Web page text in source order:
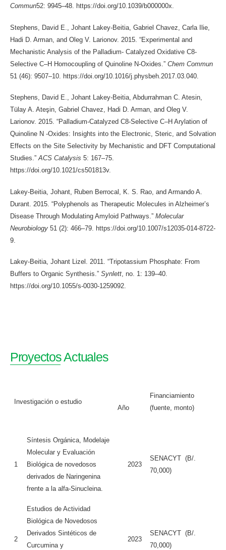
Commun52: 9945–48. https://doi.org/10.1039/b000000x.
Stephens, David E., Johant Lakey-Beitia, Gabriel Chavez, Carla Ilie,
Hadi D. Arman, and Oleg V. Larionov. 2015. “Experimental and
Mechanistic Analysis of the Palladium- Catalyzed Oxidative C8-
Selective C–H Homocoupling of Quinoline N-Oxides.” Chem Commun
51 (46): 9507–10. https://doi.org/10.1016/j.physbeh.2017.03.040.
Stephens, David E., Johant Lakey-Beitia, Abdurrahman C. Atesin,
Tülay A. Ateşin, Gabriel Chavez, Hadi D. Arman, and Oleg V.
Larionov. 2015. “Palladium-Catalyzed C8-Selective C–H Arylation of
Quinoline N -Oxides: Insights into the Electronic, Steric, and Solvation
Effects on the Site Selectivity by Mechanistic and DFT Computational
Studies.”ACS Catalysis 5: 167–75.
https://doi.org/10.1021/cs501813v.
Lakey-Beitia, Johant, Ruben Berrocal, K. S. Rao, and Armando A.
Durant. 2015. “Polyphenols as Therapeutic Molecules in Alzheimer’s
Disease Through Modulating Amyloid Pathways.” Molecular
Neurobiology 51 (2): 466–79. https://doi.org/10.1007/s12035-014-8722-
9.
Lakey-Beitia, Johant Lizel. 2011. “Tripotassium Phosphate: From
Buffers to Organic Synthesis.” Synlett, no. 1: 139–40.
https://doi.org/10.1055/s-0030-1259092.
Proyectos Actuales
Investigación o estudio
Año
Financiamiento
(fuente, monto)
1
Síntesis Orgánica, Modelaje
Molecular y Evaluación
Biológica de novedosos
derivados de Naringenina
frente a la alfa-Sinucleina.
2023
SENACYT (B/.
70,000)
2
Estudios de Actividad
Biológica de Novedosos
Derivados Sintéticos de
Curcumina y
2023
SENACYT (B/.
70,000)